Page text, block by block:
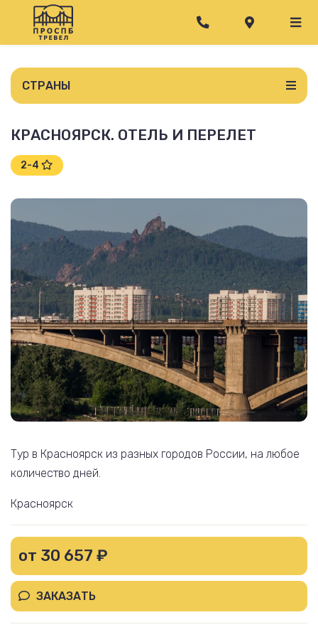
СТРАНЫ
КРАСНОЯРСК. ОТЕЛЬ И ПЕРЕЛЕТ
2-4
Тур в Красноярск из разных городов России, на любое
количество дней.
Красноярск
от 30 657 ₽
ЗАКАЗАТЬ